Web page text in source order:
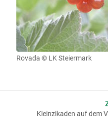
Rovada © LK Steiermark
Kleinzikaden auf dem